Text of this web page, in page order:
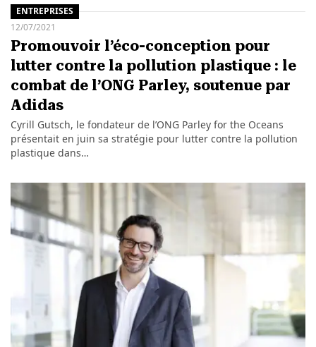
ENTREPRISES
12/07/2021
Promouvoir l’éco-conception pour
lutter contre la pollution plastique : le
combat de l’ONG Parley, soutenue par
Adidas
Cyrill Gutsch, le fondateur de l’ONG Parley for the Oceans
présentait en juin sa stratégie pour lutter contre la pollution
plastique dans…